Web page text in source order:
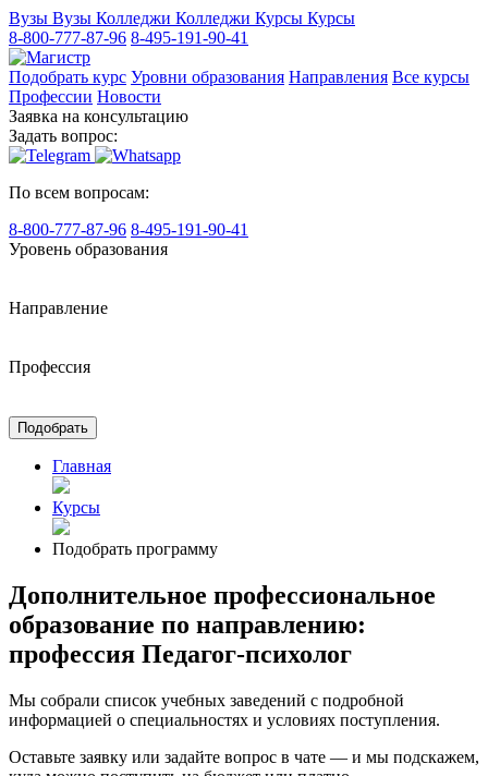
Вузы Вузы Колледжи Колледжи Курсы Курсы
8-800-777-87-96 8-495-191-90-41
Подобрать курс Уровни образования Направления Все курсы
Профессии Новости
Заявка на консультацию
Задать вопрос:
По всем вопросам:
8-800-777-87-96 8-495-191-90-41
Уровень образования
Направление
Профессия
Подобрать
Главная
Курсы
Подобрать программу
Дополнительное профессиональное
образование по направлению:
профессия Педагог-психолог
Мы собрали список учебных заведений с подробной
информацией о специальностях и условиях поступления.
Оставьте заявку или задайте вопрос в чате — и мы подскажем,